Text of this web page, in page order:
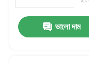
আমাদের সম্পর্কেভালো দাম